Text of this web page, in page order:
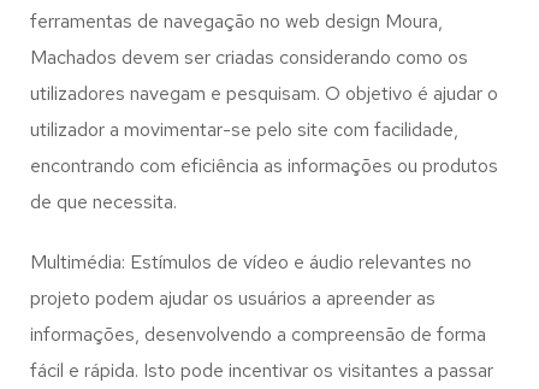
ferramentas de navegação no web design Moura,
Machados devem ser criadas considerando como os
utilizadores navegam e pesquisam. O objetivo é ajudar o
utilizador a movimentar-se pelo site com facilidade,
encontrando com eficiência as informações ou produtos
de que necessita.
Multimédia: Estímulos de vídeo e áudio relevantes no
projeto podem ajudar os usuários a apreender as
informações, desenvolvendo a compreensão de forma
fácil e rápida. Isto pode incentivar os visitantes a passar